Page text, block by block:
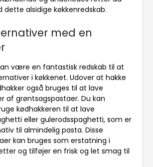
dette alsidige køkkenredskab.
med en
være en fantastisk redskab til at
i køkkenet. Udover at hakke
også bruges til at lave
af grøntsagspastaer. Du kan
kødhakkeren til at lave
eller gulerodsspaghetti, som er
til almindelig pasta. Disse
kan bruges som erstatning i
og tilføjer en frisk og let smag til